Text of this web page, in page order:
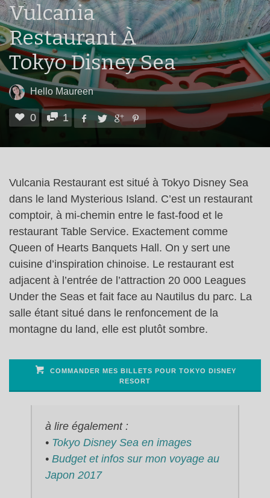
Vulcania
Restaurant À
Tokyo Disney Sea
Hello Maureen
0 1
Vulcania Restaurant est situé à Tokyo Disney Sea
dans le land Mysterious Island. C’est un restaurant
comptoir, à mi-chemin entre le fast-food et le
restaurant Table Service. Exactement comme
Queen of Hearts Banquets Hall. On y sert une
cuisine d’inspiration chinoise. Le restaurant est
adjacent à l’entrée de l’attraction 20 000 Leagues
Under the Seas et fait face au Nautilus du parc. La
salle étant situé dans le renfoncement de la
montagne du land, elle est plutôt sombre.
COMMANDER MES BILLETS POUR TOKYO DISNEY
RESORT
à lire également :
• Tokyo Disney Sea en images
• Budget et infos sur mon voyage au
Japon 2017